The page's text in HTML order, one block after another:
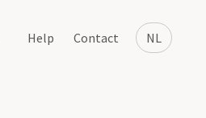
NL
Help Contact